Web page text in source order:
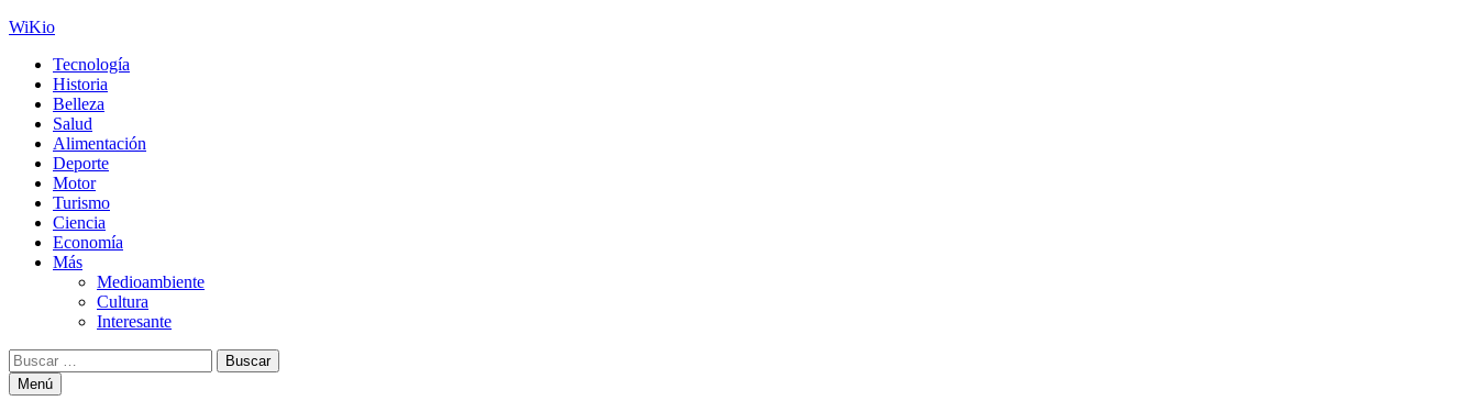
Saltar
contenido
WiKio
Tecnología
Historia
Belleza
Salud
Alimentación
Deporte
Motor
Turismo
Ciencia
Economía
Más
Medioambiente
Cultura
Interesante
Buscar:
Menú